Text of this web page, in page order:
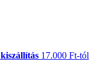
17.000 Ft-tól